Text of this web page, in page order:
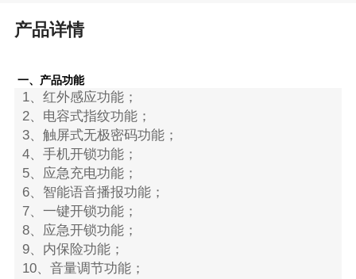
产品详情
一、产品功能
1、红外感应功能；
2、电容式指纹功能；
3、触屏式无极密码功能；
4、手机开锁功能；
5、应急充电功能；
6、智能语音播报功能；
7、一键开锁功能；
8、应急开锁功能；
9、内保险功能；
10、音量调节功能；